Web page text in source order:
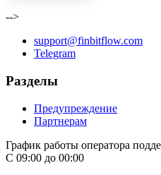
-->
support@finbitflow.com
Telegram
Разделы
Предупреждение
Партнерам
График работы оператора
С 09:00 до 00:00